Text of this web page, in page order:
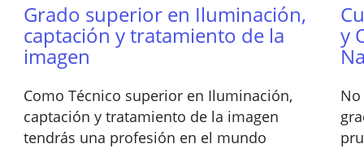
Grado superior en Iluminación,
captación y tratamiento de la
imagen
Como Técnico superior en Iluminación,
captación y tratamiento de la imagen
tendrás una profesión en el mundo
y